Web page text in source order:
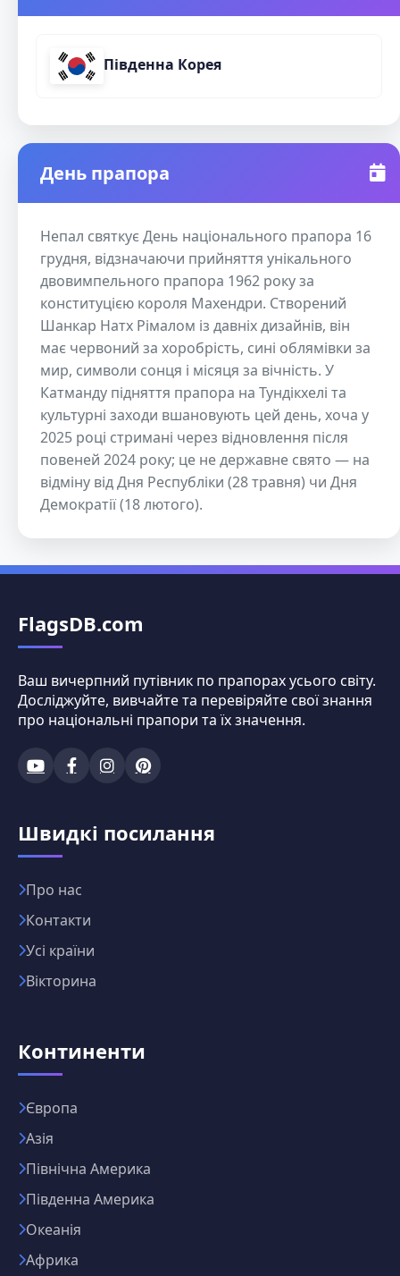
Південна Корея
День прапора
Непал святкує День національного прапора 16
грудня, відзначаючи прийняття унікального
двовимпельного прапора 1962 року за
конституцією короля Махендри. Створений
Шанкар Натх Рімалом із давніх дизайнів, він
має червоний за хоробрість, сині облямівки за
мир, символи сонця і місяця за вічність. У
Катманду підняття прапора на Тундікхелі та
культурні заходи вшановують цей день, хоча у
2025 році стримані через відновлення після
повеней 2024 року; це не державне свято — на
відміну від Дня Республіки (28 травня) чи Дня
Демократії (18 лютого).
FlagsDB.com
Ваш вичерпний путівник по прапорах усього світу.
Досліджуйте, вивчайте та перевіряйте свої знання
про національні прапори та їх значення.
Швидкі посилання
Про нас
Контакти
Усі країни
Вікторина
Континенти
Європа
Азія
Північна Америка
Південна Америка
Океанія
Африка